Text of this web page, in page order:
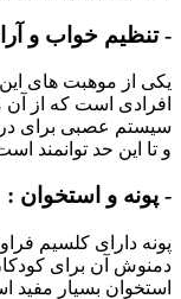
- تنظیم خواب و
یکی از موهبت های
افرادی است که از
سیستم عصبی برای
و تا این حد توانمند
- پونه و استخوان :
پونه دارای کلسیم
دمنوش آن برای
استخوان بسیار مفید